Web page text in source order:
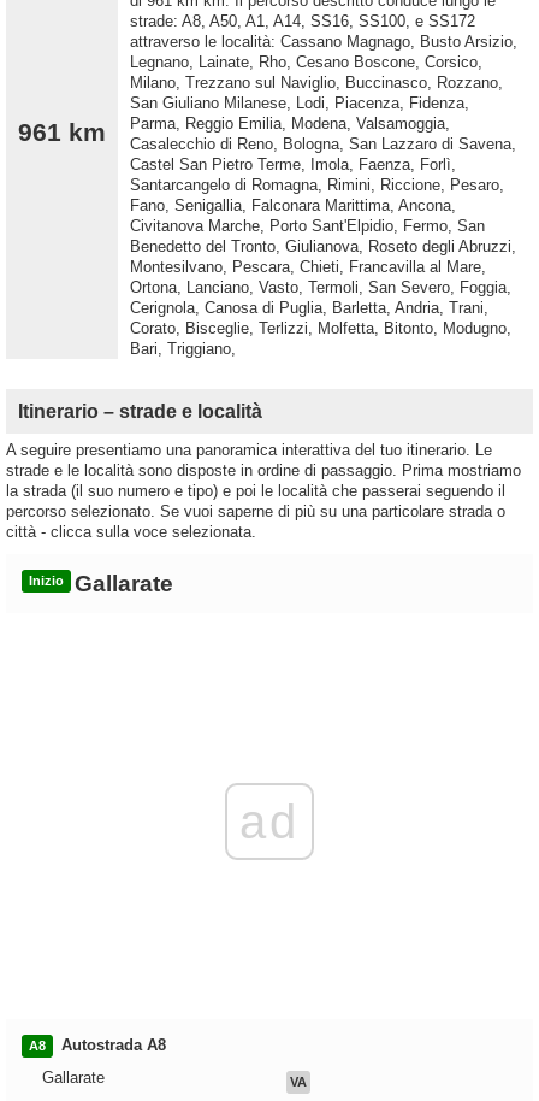
961 km
strade: A8, A50, A1, A14, SS16, SS100, e SS172
attraverso le località: Cassano Magnago, Busto Arsizio,
Legnano, Lainate, Rho, Cesano Boscone, Corsico,
Milano, Trezzano sul Naviglio, Buccinasco, Rozzano,
San Giuliano Milanese, Lodi, Piacenza, Fidenza,
Parma, Reggio Emilia, Modena, Valsamoggia,
Casalecchio di Reno, Bologna, San Lazzaro di Savena,
Castel San Pietro Terme, Imola, Faenza, Forlì,
Santarcangelo di Romagna, Rimini, Riccione, Pesaro,
Fano, Senigallia, Falconara Marittima, Ancona,
Civitanova Marche, Porto Sant'Elpidio, Fermo, San
Benedetto del Tronto, Giulianova, Roseto degli Abruzzi,
Montesilvano, Pescara, Chieti, Francavilla al Mare,
Ortona, Lanciano, Vasto, Termoli, San Severo, Foggia,
Cerignola, Canosa di Puglia, Barletta, Andria, Trani,
Corato, Bisceglie, Terlizzi, Molfetta, Bitonto, Modugno,
Bari, Triggiano,
Itinerario – strade e località
A seguire presentiamo una panoramica interattiva del tuo itinerario. Le
strade e le località sono disposte in ordine di passaggio. Prima mostriamo
la strada (il suo numero e tipo) e poi le località che passerai seguendo il
percorso selezionato. Se vuoi saperne di più su una particolare strada o
città - clicca sulla voce selezionata.
Inizio Gallarate
ad
A8
Autostrada A8
Gallarate
VA